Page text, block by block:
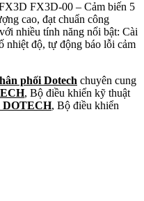
FX3D-00 – Cảm biến 5
cao, đạt chuẩn công
nhiều tính năng nổi bật: Cài
nhiệt độ, tự động báo lỗi cảm
phối Dotech chuyên cung
, Bộ điều khiển kỹ thuật
DOTECH, Bộ điều khiển